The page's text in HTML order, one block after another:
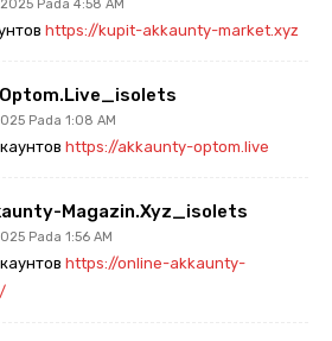
Pada 4:58 AM
https://kupit-akkaunty-market.xyz
Pada 1:08 AM
https://akkaunty-optom.live
Magazin.xyz_isolets
Pada 1:56 AM
https://online-akkaunty-